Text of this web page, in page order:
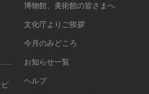
博物館、美術館の皆さまへ
文化庁よりご挨拶
今月のみどころ
お知らせ一覧
ヘルプ